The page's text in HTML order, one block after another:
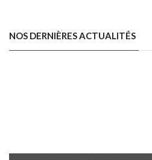
NOS DERNIÈRES ACTUALITÉS